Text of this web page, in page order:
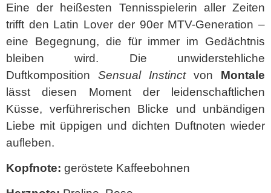
Eine der heißesten Tennisspielerin aller Zeiten
trifft den Latin Lover der 90er MTV-Generation –
eine Begegnung, die für immer im Gedächtnis
bleiben wird. Die unwiderstehliche
Duftkomposition Sensual Instinctvon Montale
lässt diesen Moment der leidenschaftlichen
Küsse, verführerischen Blicke und unbändigen
Liebe mit üppigen und dichten Duftnoten wieder
aufleben.
Kopfnote: geröstete Kaffeebohnen